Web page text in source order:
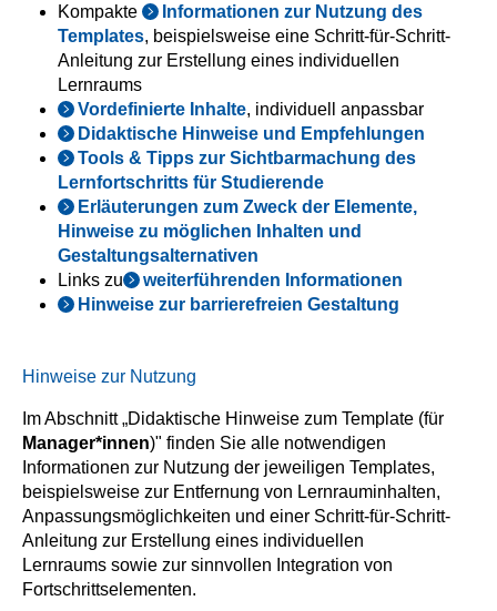
Kompakte
Informationen zur Nutzung des
Templates, beispielsweise eine Schritt-für-Schritt-
Anleitung zur Erstellung eines individuellen
Lernraums
Vordefinierte Inhalte, individuell anpassbar
Didaktische Hinweise und Empfehlungen
Tools & Tipps zur Sichtbarmachung des
Lernfortschritts für Studierende
Erläuterungen zum Zweck der Elemente,
Hinweise zu möglichen Inhalten und
Gestaltungsalternativen
Links zu
weiterführenden Informationen
Hinweise zur barrierefreien Gestaltung
Hinweise zur Nutzung
Im Abschnitt „Didaktische Hinweise zum Template (für
Manager*innen)" finden Sie alle notwendigen
Informationen zur Nutzung der jeweiligen Templates,
beispielsweise zur Entfernung von Lernrauminhalten,
Anpassungsmöglichkeiten und einer Schritt-für-Schritt-
Anleitung zur Erstellung eines individuellen
Lernraums sowie zur sinnvollen Integration von
Fortschrittselementen.